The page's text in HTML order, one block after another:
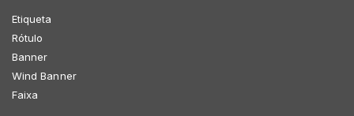
Etiqueta
Rótulo
Banner
Wind Banner
Faixa